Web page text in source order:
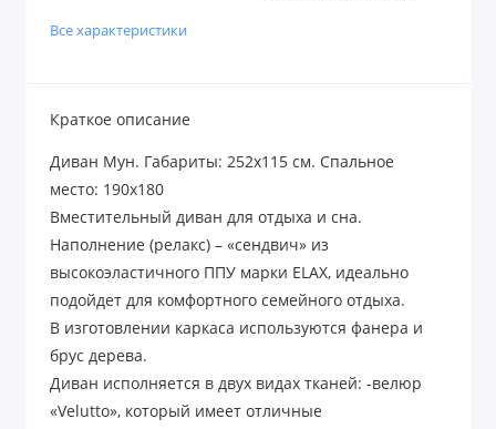
Все характеристики
Краткое описание
Диван Мун. Габариты: 252х115 см. Спальное
место: 190х180
Вместительный диван для отдыха и сна.
Наполнение (релакс) – «сендвич» из
высокоэластичного ППУ марки ELAX, идеально
подойдет для комфортного семейного отдыха.
В изготовлении каркаса используются фанера и
брус дерева.
Диван исполняется в двух видах тканей: -велюр
«Velutto», который имеет отличные